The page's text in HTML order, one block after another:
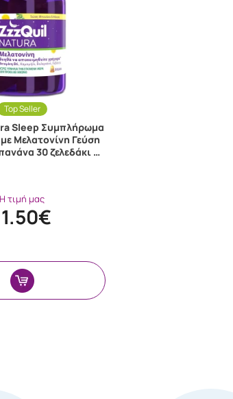
Top Seller
Sleep Συμπλήρωμα
Μελατονίνη Γεύση
30 ζελεδάκι …
Η τιμή μας